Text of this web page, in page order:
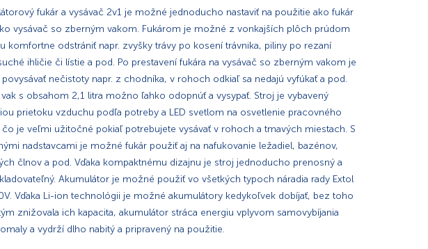
fukár a vysávač 2v1 je možné jednoducho nastaviť na použitie ako fukár
vysávač so zberným vakom. Fukárom je možné z vonkajších plôch prúdom
komfortne odstrániť napr. zvyšky trávy po kosení trávnika, piliny po rezaní
ihličie či lístie a pod. Po prestavení fukára na vysávač so zberným vakom je
nečistoty napr. z chodníka, v rohoch odkiaľ sa nedajú vyfúkať a pod.
s obsahom 2,1 litra možno ľahko odopnúť a vysypať. Stroj je vybavený
prietoku vzduchu podľa potreby a LED svetlom na osvetlenie pracovného
čo je veľmi užitočné pokiaľ potrebujete vysávať v rohoch a tmavých miestach. S
nadstavcami je možné fukár použiť aj na nafukovanie ležadiel, bazénov,
člnov a pod. Vďaka kompaktnému dizajnu je stroj jednoducho prenosný a
Akumulátor je možné použiť vo všetkých typoch náradia rady Extol
Vďaka Li-ion technológii je možné akumulátory kedykoľvek dobíjať, bez toho
znižovala ich kapacita, akumulátor stráca energiu vplyvom samovybíjania
a vydrží dlho nabitý a pripravený na použitie.